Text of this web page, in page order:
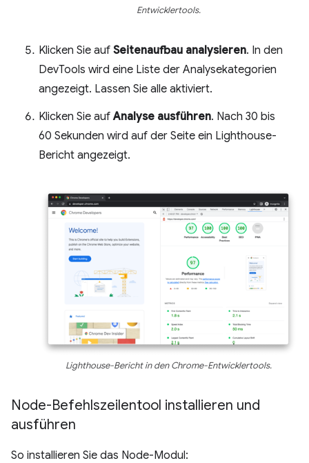
Entwicklertools.
Klicken Sie auf Seitenaufbau analysieren. In den
DevTools wird eine Liste der Analysekategorien
angezeigt. Lassen Sie alle aktiviert.
Klicken Sie aufAnalyse ausführen. Nach 30 bis
60 Sekunden wird auf der Seite ein Lighthouse-
Bericht angezeigt.
Lighthouse-Bericht in den Chrome-Entwicklertools.
Node-Befehlszeilentool installieren und
ausführen
So installieren Sie das Node-Modul: